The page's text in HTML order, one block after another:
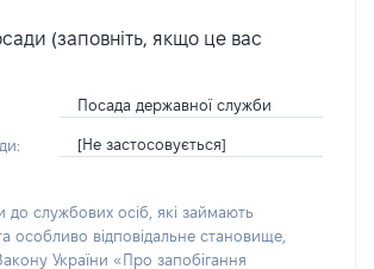
(заповніть, якщо це вас
Посада державної служби
[Не застосовується]
до службових осіб, які займають
особливо відповідальне становище,
України «Про запобігання